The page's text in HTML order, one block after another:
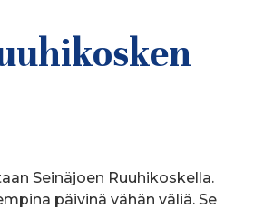
Seinäjoen Ruuhikoskella.
päivinä vähän väliä. Se